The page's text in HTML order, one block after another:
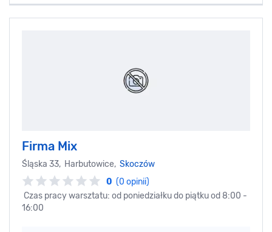
Firma Mix
Śląska 33, Harbutowice, Skoczów
0 (0 opinii)
Czas pracy warsztatu: od poniedziałku do piątku od 8:00 -
16:00